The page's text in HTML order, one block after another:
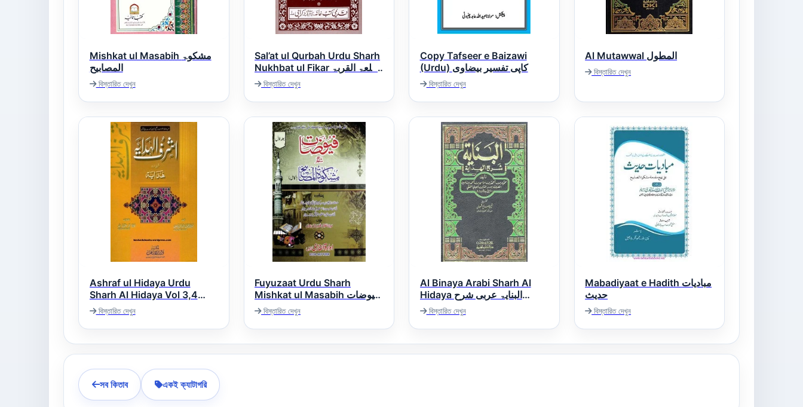
Mishkat ul Masabih مشکوۃ
المصابیح
বিস্তারিত দেখুন
Sal’at ul Qurbah Urdu Sharh
Nukhbat ul Fikar سلعۃ القربۃ
اردو شرح شرح نخبۃ الفکر
বিস্তারিত দেখুন
Copy Tafseer e Baizawi
(Urdu) کاپی تفسیر بیضاوی
বিস্তারিত দেখুন
Al Mutawwal المطول
বিস্তারিত দেখুন
Ashraf ul Hidaya Urdu
Sharh Al Hidaya Vol 3,4
اشرف الھدایۃ اردو شرح ھدایۃ
বিস্তারিত দেখুন
Fuyuzaat Urdu Sharh
Mishkat ul Masabih فیوضات
اردو شرح مشکوۃ المصابیح
বিস্তারিত দেখুন
Al Binaya Arabi Sharh Al
Hidaya البنایۃ عربی شرح
الھدایۃ
বিস্তারিত দেখুন
Mabadiyaat e Hadith مبادیات
حدیث
বিস্তারিত দেখুন
সব কিতাব একই ক্যাটাগরি